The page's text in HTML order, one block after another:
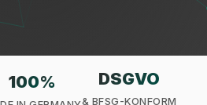
100% DSGVO
& BFSG-KONFORM